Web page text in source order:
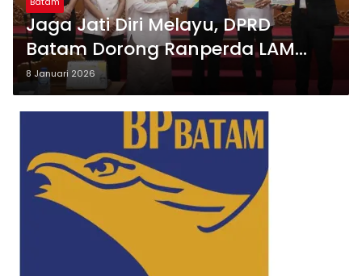
Jaga Jati Diri Melayu, DPRD
Batam Dorong Ranperda LAM
Jadi Payung Hukum
8 Januari 2026